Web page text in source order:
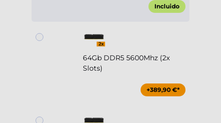
Incluido
64Gb DDR5 5600Mhz (2x
Slots)
+389,90 €*